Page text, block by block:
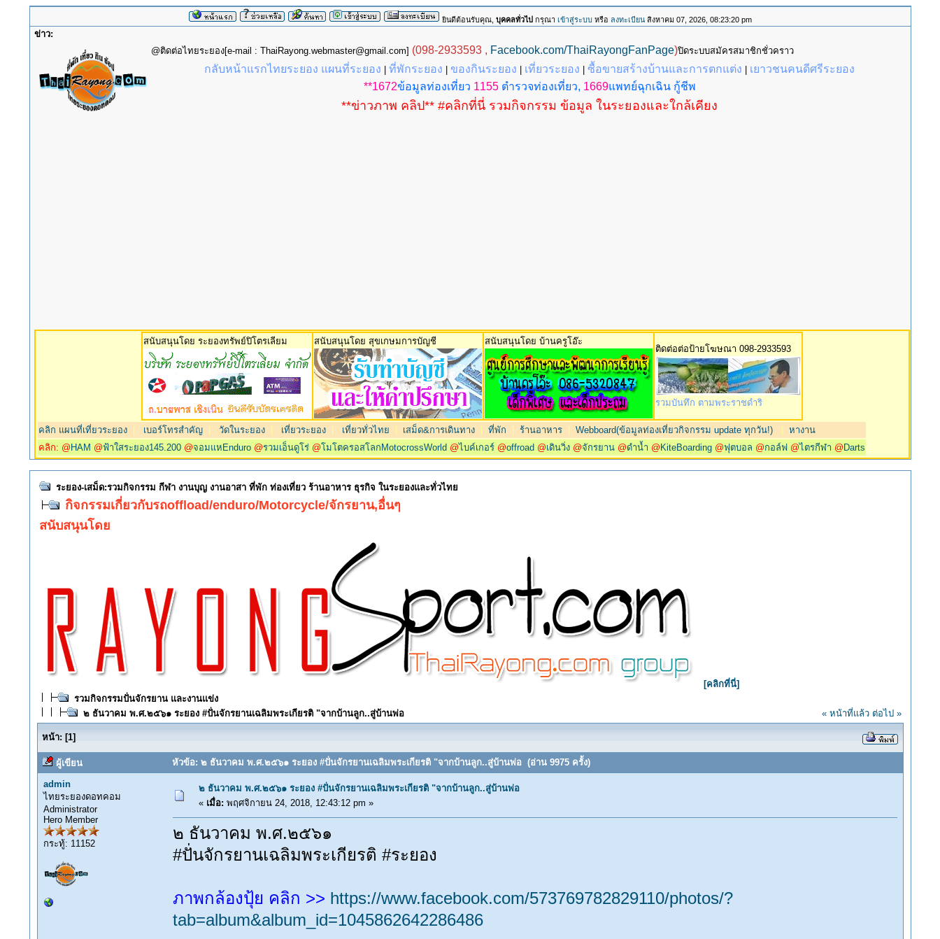
ยินดีต้อนรับคุณ, บุคคลทั่วไป กรุณา เข้าสู่ระบบ หรือ ลงทะเบียน สิงหาคม 07, 2026, 08:23:20 pm
ข่าว:
@ติดต่อไทยระยอง[e-mail : ThaiRayong.webmaster@gmail.com] (098-2933593 , Facebook.com/ThaiRayongFanPage)ปิดระบบสมัครสมาชิกชั่วคราว
กลับหน้าแรกไทยระยอง แผนที่ระยอง |ที่พักระยอง |ของกินระยอง เที่ยวระยอง |ซื้อขายสร้างบ้านและการตกแต่ง
เยาวชนคนดีศรีระยอง
**1672ข้อมูลท่องเที่ยว 1155ตำรวจท่องเที่ยว, 1669แพทย์ฉุกเฉิน กู้ชีพ
**ข่าวภาพ คลิป** #คลิกที่นี่ รวมกิจกรรม ข้อมูล ในระยองและใกล้เคียง
สนับสนุนโดย ระยองทรัพย์ปิโตรเลียม สนับสนุนโดย สุขเกษมการบัญชี สนับสนุนโดย บ้านครูโอ๊ะ
ติดต่อต่อป้ายโฆษณา 098-2933593
รวมบันทึก ตามพระราชดำริ
คลิก แผนที่เที่ยวระยอง เบอร์โทรสำคัญ วัดในระยอง เที่ยวระยอง เที่ยวทั่วไทย เสม็ด&การเดินทาง |ที่พัก |ร้านอาหาร |Webboard(ข้อมูลท่องเที่ยวกิจกรรม update ทุกวัน!) |หางาน
คลิก: @ HAM @ฟ้าใสระยอง145.200 @จอมแหEnduro @รวมเอ็นดูโร่ @โมโตครอสโลกMotocrossWorld @ไบค์เกอร์ @offroad @เดินวิ่ง @จักรยาน @ดำน้ำ @ KiteBoarding @ฟุตบอล @กอล์ฟ @ไตรกีฬา @ Darts
ระยอง-เสม็ด:รวมกิจกรรม กีฬา งานบุญ งานอาสา ที่พัก ท่องเที่ยว ร้านอาหาร ธุรกิจ ในระยองและทั่วไทย
กิจกรรมเกี่ยวกับรถoffload/enduro/Motorcycle/จักรยาน,อื่นๆ
สนับสนุนโดย
[คลิกที่นี่]
รวมกิจกรรมปั่นจักรยาน และงานแข่ง
๒ ธันวาคม พ.ศ.๒๕๖๑ ระยอง #ปั่นจักรยานเฉลิมพระเกียรติ "จากบ้านลูก..สู่บ้านพ่อ
« หน้าที่แล้ว ต่อไป »
หน้า: [1]
ผู้เขียน หัวข้อ: ๒ ธันวาคม พ.ศ.๒๕๖๑ ระยอง #ปั่นจักรยานเฉลิมพระเกียรติ "จากบ้านลูก..สู่บ้านพ่อ (อ่าน 9975 ครั้ง)
admin
ไทยระยองดอทคอม
Administrator
Hero Member
กระทู้: 11152
๒ ธันวาคม พ.ศ.๒๕๖๑ ระยอง #ปั่นจักรยานเฉลิมพระเกียรติ "จากบ้านลูก..สู่บ้านพ่อ
« เมื่อ: พฤศจิกายน 24, 2018, 12:43:12 pm »
๒ ธันวาคม พ.ศ.๒๕๖๑
#ปั่นจักรยานเฉลิมพระเกียรติ #ระยอง
ภาพกล้องปุ้ย คลิก >> https://www.facebook.com/573769782829110/photos/?
tab=album&album_id=1045862642286486